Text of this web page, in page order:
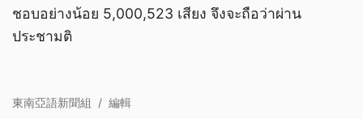
ชอบอย่างน้อย 5,000,523 เสียง จึงจะถือว่าผ่าน
ประชามติ
東南亞語新聞組 / 編輯